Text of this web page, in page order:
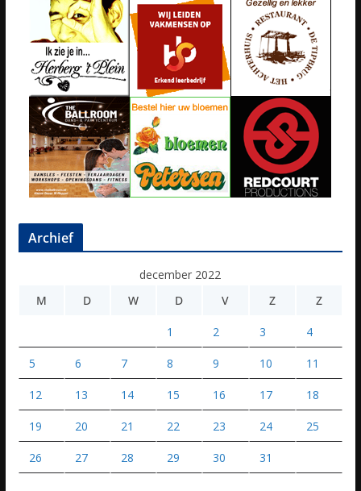
Archief
december 2022
M
D W D V Z Z
1 2 3 4
5 6 7 8 9 10 11
12 13 14 15 16 17 18
19 20 21 22 23 24 25
26 27 28 29 30 31